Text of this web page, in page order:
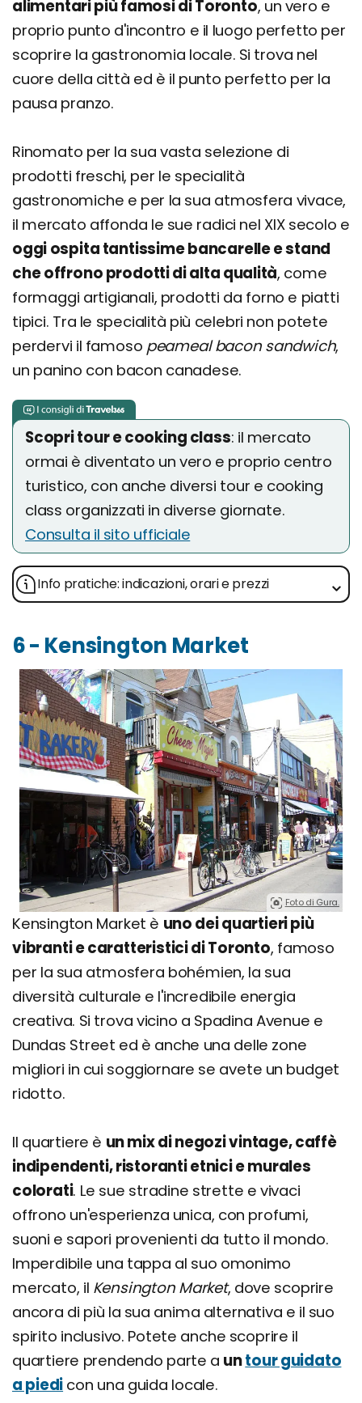
alimentari più famosi di Toronto, un vero e
proprio punto d'incontro e il luogo perfetto per
scoprire la gastronomia locale. Si trova nel
cuore della città ed è il punto perfetto per la
pausa pranzo.
Rinomato per la sua vasta selezione di
prodotti freschi, per le specialità
gastronomiche e per la sua atmosfera vivace,
il mercato affonda le sue radici nel XIX secolo e
oggi ospita tantissime bancarelle e stand
che offrono prodotti di alta qualità, come
formaggi artigianali, prodotti da forno e piatti
tipici. Tra le specialità più celebri non potete
perdervi il famoso peameal bacon sandwich,
un panino con bacon canadese.
Scopri tour e cooking class: il mercato
ormai è diventato un vero e proprio centro
turistico, con anche diversi tour e cooking
class organizzati in diverse giornate.
Consulta il sito ufficiale
Info pratiche: indicazioni, orari e prezzi
6 - Kensington Market
Foto di Gura.
Kensington Market è uno dei quartieri più
vibranti e caratteristici di Toronto, famoso
per la sua atmosfera bohémien, la sua
diversità culturale e l'incredibile energia
creativa. Si trova vicino a Spadina Avenue e
Dundas Street ed è anche una delle zone
migliori in cui soggiornare se avete un budget
ridotto.
Il quartiere è un mix di negozi vintage, caffè
indipendenti, ristoranti etnici e murales
colorati. Le sue stradine strette e vivaci
offrono un'esperienza unica, con profumi,
suoni e sapori provenienti da tutto il mondo.
Imperdibile una tappa al suo omonimo
mercato, il Kensington Market, dove scoprire
ancora di più la sua anima alternativa e il suo
spirito inclusivo. Potete anche scoprire il
quartiere prendendo parte a untour guidato
a piedi con una guida locale.